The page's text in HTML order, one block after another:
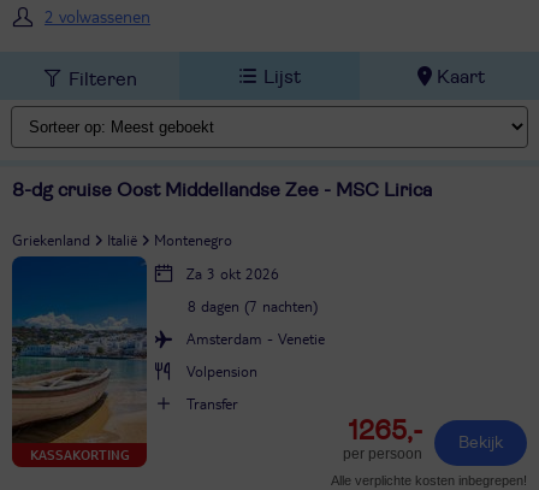
2 volwassenen
Filteren Lijst Kaart
8-dg cruise Oost Middellandse Zee - MSC Lirica
Griekenland Italië Montenegro
KASSAKORTING
Za 3 okt 2026
8 dagen (7 nachten)
Amsterdam - Venetie
Volpension
Transfer
1265,-
per persoon
Bekijk
Alle verplichte kosten inbegrepen!